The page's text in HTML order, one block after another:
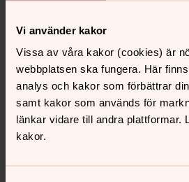
Vi använder kakor
Vissa av våra kakor (cookies) är
webbplatsen ska fungera. Här
analys och kakor som förbättrar
samt kakor som används för
länkar vidare till andra plattformar.
kakor.
Filtrera
Inga träffar.
Prova gärna att lägga till ett sökord